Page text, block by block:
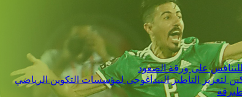
على ورقة الصعود
لتعزيز التأطير البيداغوجي لمؤسسات التكوين الرياضي